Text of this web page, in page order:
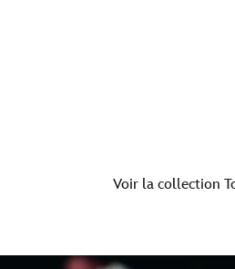
Voir la collection